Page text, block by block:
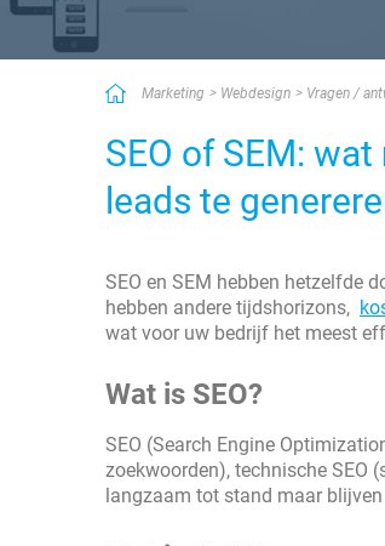
Marketing Webdesign Vragen /
SEO of SEM:
leads te
SEO en SEM hebben hetzelfde
hebben andere tijdshorizons,
wat voor uw bedrijf het meest
Wat is SEO?
SEO (Search Engine
zoekwoorden), technische SEO
langzaam tot stand maar